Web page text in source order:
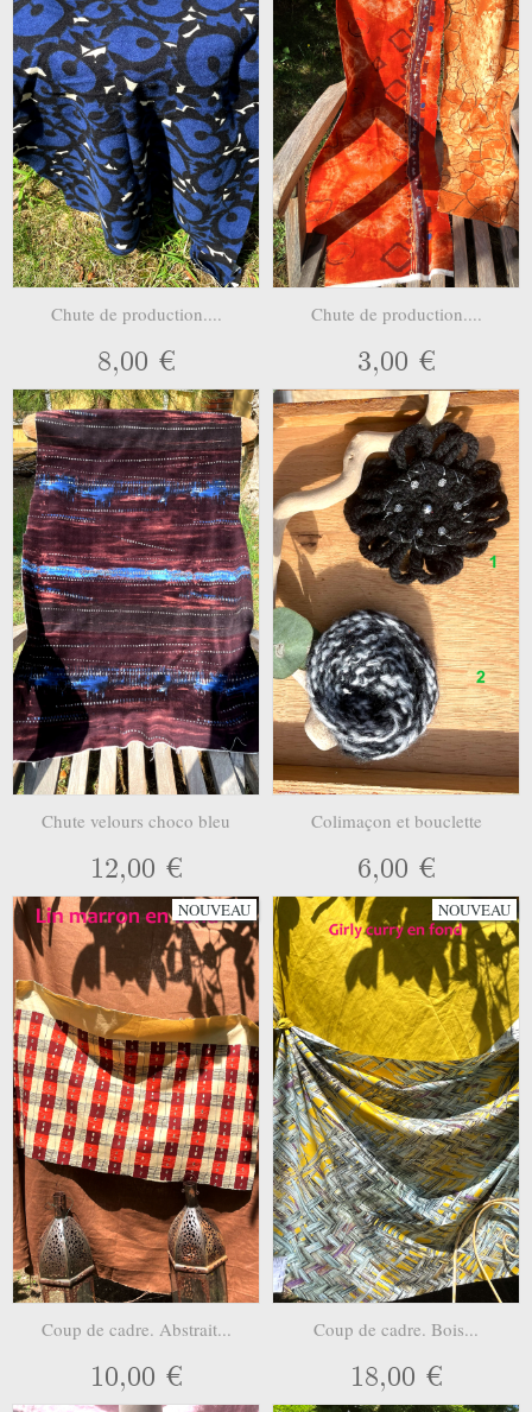
Chute de production....
8,00 €
Chute de production....
3,00 €
Chute velours choco bleu
12,00 €
Colimaçon et bouclette
6,00 €
NOUVEAU
Coup de cadre. Abstrait...
10,00 €
NOUVEAU
Coup de cadre. Bois...
18,00 €